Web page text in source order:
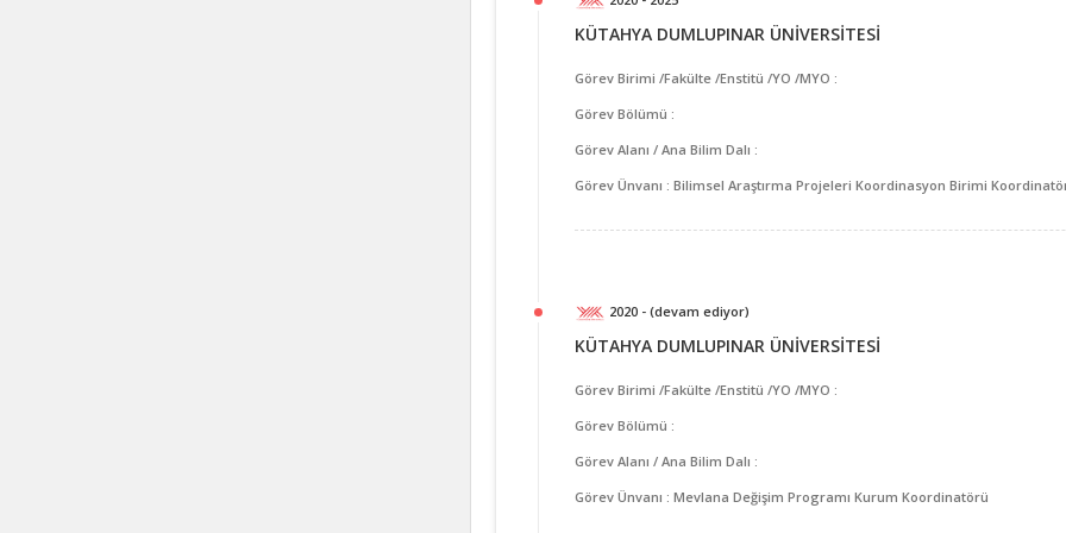
KÜTAHYA DUMLUPINAR ÜNİVERSİTESİ
Görev Birimi /Fakülte /Enstitü /YO /MYO :
Görev Bölümü :
Görev Alanı / Ana Bilim Dalı :
Görev Ünvanı : Bilimsel Araştırma Projeleri Koordinasyon Birimi
2020 - (devam ediyor)
KÜTAHYA DUMLUPINAR ÜNİVERSİTESİ
Görev Birimi /Fakülte /Enstitü /YO /MYO :
Görev Bölümü :
Görev Alanı / Ana Bilim Dalı :
Görev Ünvanı : Mevlana Değişim Programı Kurum Koordinatörü